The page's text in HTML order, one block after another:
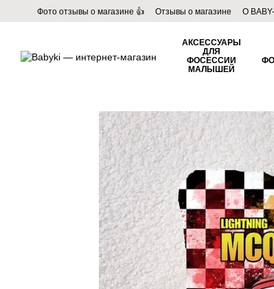
Перейти к основному контенту
Фото отзывы о магазине 👍 Отзывы о магазине О
Пользовательское соглашение
Договор публичной
АКСЕССУАРЫ
ДЛЯ
ФОСЕССИИ
МАЛЫШЕЙ